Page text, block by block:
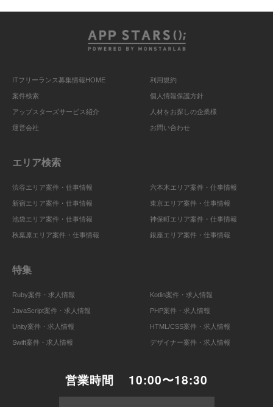
ITフリーランス募集情報HOME
案件検索
アップスターズサービス紹介
運営会社
利用規約
個人情報保護方針
人材をお探しの企業様
お問い合わせ
エリア検索
渋谷エリア案件・仕事情報
新宿エリア案件・仕事情報
池袋エリア案件・仕事情報
秋葉原エリア案件・仕事情報
六本木エリア案件・仕事情報
東京エリア案件・仕事情報
神保町エリア案件・仕事情報
銀座エリア案件・仕事情報
特集
Ruby案件・求人情報
JavaScript案件・求人情報
Unity案件・求人情報
Swift案件・求人情報
Kotlin案件・求人情報
PHP案件・求人情報
HTML/CSS案件・求人情報
デザイナー案件・求人情報
営業時間 10:00〜18:30